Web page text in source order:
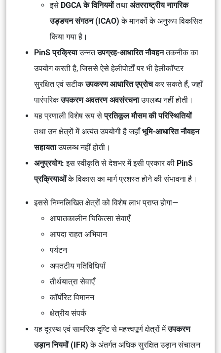
इसे DGCA के विनियमोंतथा अंतरराष्ट्रीय नागरिक
उड्डयन संगठन (ICAO) के मानकों के अनुरूप विकसित
किया गया है।
PinS प्रक्रियाउन्नतउपग्रह-आधारित नौवहनतकनीक का
उपयोग करती है, जिससे ऐसे हेलीपोर्टों पर भी हेलीकॉप्टर
सुरक्षित एवं सटीकउपकरण आधारित एप्रोचकर सकते हैं, जहाँ
पारंपरिकउपकरण अवतरण अवसंरचनाउपलब्ध नहीं होती।
यह प्रणाली विशेष रूप सेप्रतिकूल मौसम की परिस्थितियों
तथा उन क्षेत्रों में अत्यंत उपयोगी है जहाँभूमि-आधारित नौवहन
सहायताउपलब्ध नहीं होती।
अनुप्रयोग:इस स्वीकृति से देशभर में इसी प्रकार की PinS
प्रक्रियाओंके विकास का मार्ग प्रशस्त होने की संभावना है।
इससे निम्नलिखित क्षेत्रों को विशेष लाभ प्राप्त होगा—
आपातकालीन चिकित्सा सेवाएँ
आपदा राहत अभियान
पर्यटन
अपतटीय गतिविधियाँ
तीर्थयात्रा सेवाएँ
कॉर्पोरेट विमानन
क्षेत्रीय संपर्क
यह दूरस्थ एवं सामरिक दृष्टि से महत्त्वपूर्ण क्षेत्रों मेंउपकरण
उड़ान नियमों (IFR) के अंतर्गत अधिक सुरक्षित उड़ान संचालन